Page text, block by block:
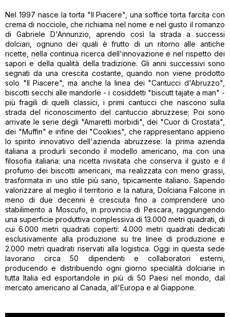
Nel 1997 nasce la torta "Il Piacere", una soffice torta farcita con
crema di nocciole, che richiama nel nome e nel gusto il romanzo
di Gabriele D'Annunzio, aprendo così la strada a successi
dolciari, ognuno dei quali è frutto di un ritorno alle antiche
ricette, nella continua ricerca dell'innovazione e nel rispetto dei
sapori e della qualità della tradizione. Gli anni successivi sono
segnati da una crescita costante, quando non viene prodotto
solo "Il Piacere", ma anche la linea dei "Cantucci d'Abruzzo",
biscotti secchi alle mandorle - i cosiddetti "biscutt tajate a man" -
più fragili di quelli classici, i primi cantucci che nascono sulla
strada del riconoscimento del cantuccio abruzzese; Poi sono
arrivate le serie degli "Amaretti morbidi", dei "Cuor di Crostata",
dei "Muffin" e infine dei "Cookies", che rappresentano appieno
lo spirito innovativo dell'azienda abruzzese: la prima azienda
italiana a produrli secondo il modello americano, ma con una
filosofia italiana: una ricetta rivisitata che conserva il gusto e il
profumo dei biscotti americani, ma realizzata con meno grassi,
trasformata in uno stile più sano, tipicamente italiano. Sapendo
valorizzare al meglio il territorio e la natura, Dolciaria Falcone in
meno di due decenni è cresciuta fino a comprendere uno
stabilimento a Moscufo, in provincia di Pescara, raggiungendo
una superficie produttiva complessiva di 13.000 metri quadrati, di
cui 6.000 metri quadrati coperti: 4.000 metri quadrati dedicati
esclusivamente alla produzione su tre linee di produzione e
2.000 metri quadrati riservati alla logistica. Oggi in questa sede
lavorano circa 50 dipendenti e collaboratori esterni,
producendo e distribuendo ogni giorno specialità dolciarie in
tutta Italia ed esportandole in più di 50 Paesi nel mondo, dal
mercato americano al Canada, all'Europa e al Giappone.